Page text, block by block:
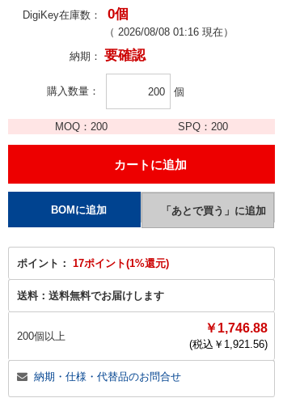
DigiKey在庫数： 0個
（ 2026/08/08 01:16 現在）
納期： 要確認
購入数量 個
MOQ：200 SPQ： 200
ポイント： 17ポイント(1%還元)
送料： 送料無料でお届けします
200個以上
￥1,746.88
(税込￥ 1,921.56)
納期・仕様・代替品のお問合せ